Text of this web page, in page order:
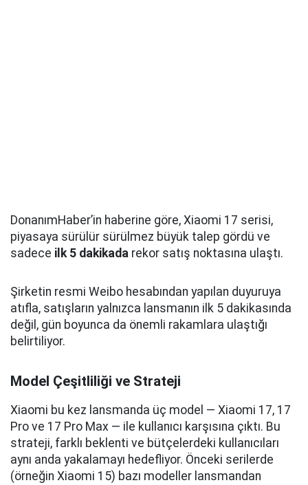
DonanımHaber’in haberine göre, Xiaomi 17 serisi,
piyasaya sürülür sürülmez büyük talep gördü ve
sadece ilk 5 dakikada rekor satış noktasına ulaştı.
Şirketin resmi Weibo hesabından yapılan duyuruya
atıfla, satışların yalnızca lansmanın ilk 5 dakikasında
değil, gün boyunca da önemli rakamlara ulaştığı
belirtiliyor.
Model Çeşitliliği ve Strateji
Xiaomi bu kez lansmanda üç model — Xiaomi 17, 17
Pro ve 17 Pro Max — ile kullanıcı karşısına çıktı. Bu
strateji, farklı beklenti ve bütçelerdeki kullanıcıları
aynı anda yakalamayı hedefliyor. Önceki serilerde
(örneğin Xiaomi 15) bazı modeller lansmandan